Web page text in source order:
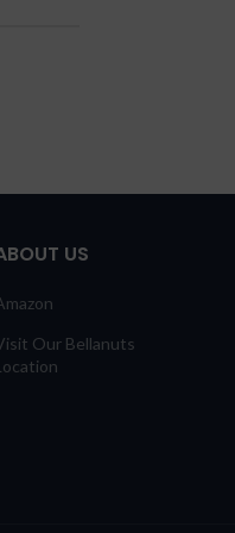
US
Our Bellanuts